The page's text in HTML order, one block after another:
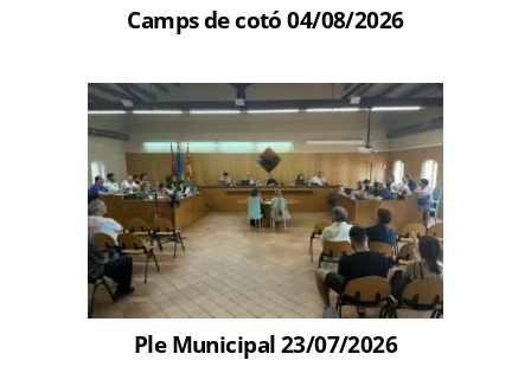
Camps de cotó 04/08/2026
Ple Municipal 23/07/2026